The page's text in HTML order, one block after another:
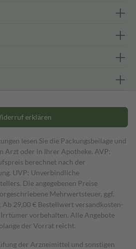
erklären
lesen Sie die Packungsbeilage und
Arzt oder in Ihrer Apotheke. AVP:
berechnet nach der
UVP: Unverbindliche
Die angegebenen Preise
Mehrwertsteuer, ggf.
Ab 29,00 € Bestell­wert versand­kosten­
vorbehalten. Alle Angebote
der Vorrat reicht.
der Arzneimittel und sonstigen